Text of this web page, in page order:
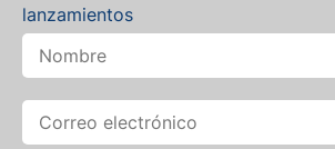
lanzamientos